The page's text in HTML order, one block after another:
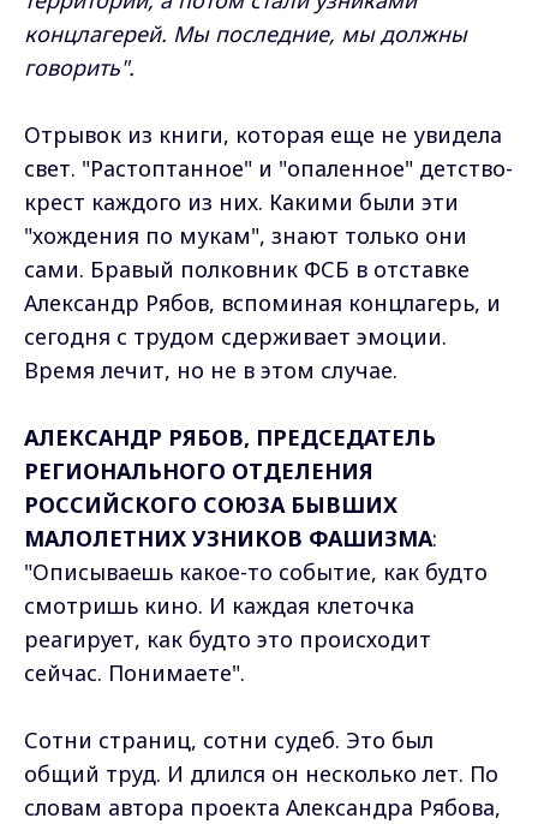
концлагерей. Мы последние, мы должны
говорить".
Отрывок из книги, которая еще не увидела
свет. "Растоптанное" и "опаленное" детство-
крест каждого из них. Какими были эти
"хождения по мукам", знают только они
сами. Бравый полковник ФСБ в отставке
Александр Рябов, вспоминая концлагерь, и
сегодня с трудом сдерживает эмоции.
Время лечит, но не в этом случае.
АЛЕКСАНДР РЯБОВ, ПРЕДСЕДАТЕЛЬ
РЕГИОНАЛЬНОГО ОТДЕЛЕНИЯ
РОССИЙСКОГО СОЮЗА БЫВШИХ
МАЛОЛЕТНИХ УЗНИКОВ ФАШИЗМА:
"Описываешь какое-то событие, как будто
смотришь кино. И каждая клеточка
реагирует, как будто это происходит
сейчас. Понимаете".
Сотни страниц, сотни судеб. Это был
общий труд. И длился он несколько лет. По
словам автора проекта Александра Рябова,